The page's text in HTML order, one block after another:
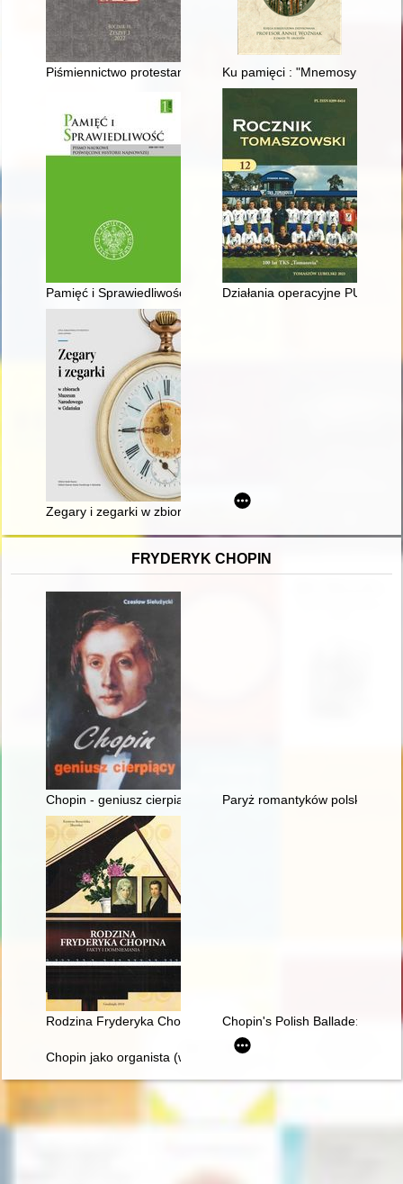
Piśmiennictwo protestanckie w księgozbiorach bazyliańskich
Ku pamięci : "Mnemosyne
Pamięć i Sprawiedliwość : pismo naukowe poświęcone
Działania operacyjne PUBP w
Zegary i zegarki w zbiorach Muzeum Narodowego w Gdańsku
FRYDERYK CHOPIN
Chopin - geniusz cierpiący Paryż romantyków polskich:
Rodzina Fryderyka Chopina. Fakty i domniemania
Chopin's Polish Ballade: Op.
Chopin jako organista (w 150. rocznicę śmierci)